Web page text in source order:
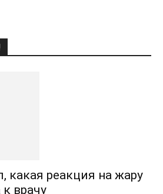
какая реакция на жару
к врачу